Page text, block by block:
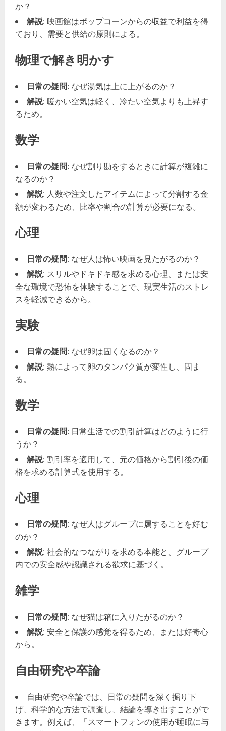
か？
解説: 映画館はポップコーンからの収益で利益を得
ており、需要と供給の原則による。
物理で解き明かす
日常の疑問: なぜ湯気は上に上がるのか？
解説: 暖かい空気は軽く、冷たい空気よりも上昇す
るため。
数学
日常の疑問: なぜ割り勘をするときに計算が複雑に
なるのか？
解説: 人数や注文したアイテムによって分割する金
額が変わるため、比率や割合の計算が必要になる。
心理
日常の疑問: なぜ人は怖い映画を見たがるのか？
解説: スリルやドキドキ感を求める心理、または安
全な環境で恐怖を体験することで、現実生活のストレ
スを軽減できるから。
実験
日常の疑問: なぜ卵は固くなるのか？
解説: 熱によって卵のタンパク質が変性し、固ま
る。
数学
日常の疑問: 日常生活での割引計算はどのように行
うか？
解説: 割引率を適用して、元の価格から割引後の価
格を求める計算式を使用する。
心理
日常の疑問: なぜ人はグループに属することを好む
のか？
解説: 社会的なつながりを求める本能と、グループ
内での安全感や認識される欲求に基づく。
雑学
日常の疑問: なぜ猫は箱に入りたがるのか？
解説: 安全と保護の感覚を得るため、または好奇心
から。
自由研究や卒論
自由研究や卒論では、日常の疑問を深く掘り下
げ、科学的な方法で調査し、結論を導き出すことがで
きます。例えば、「スマートフォンの使用が睡眠に与